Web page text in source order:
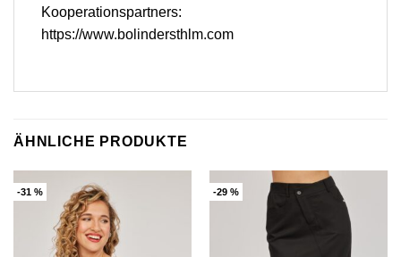
Kooperationspartners:
https://www.bolindersthlm.com
ÄHNLICHE PRODUKTE
-31 % -29 %